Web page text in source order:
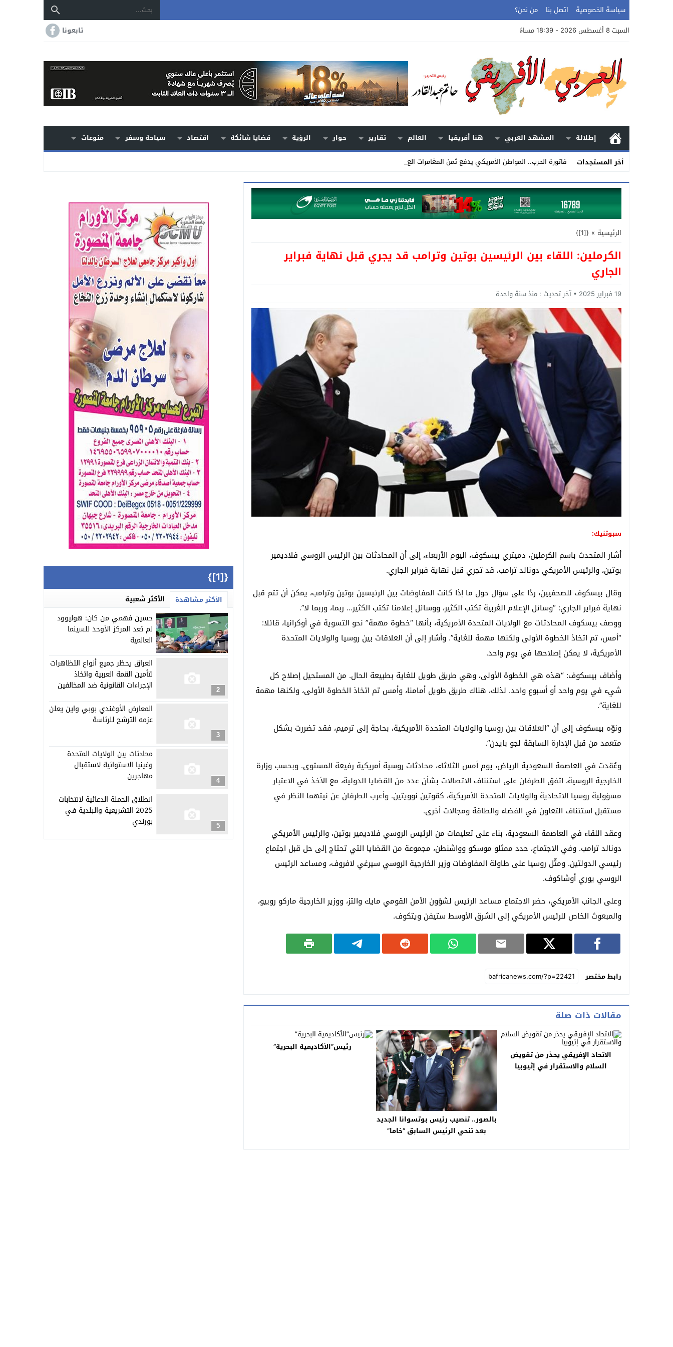
سياسة الخصوصية اتصل بنا
من نحن؟
السبت 8 أغسطس 2026 - 18:39 مساءً
تابعونا
إطلالة المشهد العربي هنا أفريقيا العالم تقارير حوار الرؤية قضايا شائكة اقتصاد سياحة وسفر
منوعات
أخر المستجدات
فاتورة الحرب.. المواطن الأمريكي يدفع ثمن المغامرات العسكرية من _
Stop
Previous
Next
الرئيسية »
{[1]}
الكرملين: اللقاء بين الرئيسين بوتين وترامب قد يجري قبل نهاية فبراير
الجاري
19 فبراير 2025 آخر تحديث : منذ سنة واحدة
سبوتنيك:
أشار المتحدث باسم الكرملين، دميتري بيسكوف، اليوم الأربعاء، إلى أن المحادثات بين الرئيس الروسي فلاديمير
بوتين، والرئيس الأمريكي دونالد ترامب، قد تجري قبل نهاية فبراير الجاري.
وقال بيسكوف للصحفيين، ردًا على سؤال حول ما إذا كانت المفاوضات بين الرئيسين بوتين وترامب، يمكن أن تتم قبل
نهاية فبراير الجاري: “وسائل الإعلام الغربية تكتب الكثير، ووسائل إعلامنا تكتب الكثير… ربما، وربما لا”.
ووصف بيسكوف المحادثات مع الولايات المتحدة الأمريكية، بأنها “خطوة مهمة” نحو التسوية في أوكرانيا، قائلا:
“أمس، تم اتخاذ الخطوة الأولى ولكنها مهمة للغاية”. وأشار إلى أن العلاقات بين روسيا والولايات المتحدة
الأمريكية، لا يمكن إصلاحها في يوم واحد.
وأضاف بيسكوف: “هذه هي الخطوة الأولى، وهي طريق طويل للغاية بطبيعة الحال. من المستحيل إصلاح كل
شيء في يوم واحد أو أسبوع واحد. لذلك، هناك طريق طويل أمامنا، وأمس تم اتخاذ الخطوة الأولى، ولكنها مهمة
للغاية”.
ونوّه بيسكوف إلى أن “العلاقات بين روسيا والولايات المتحدة الأمريكية، بحاجة إلى ترميم، فقد تضررت بشكل
متعمد من قبل الإدارة السابقة لجو بايدن”.
وعُقدت في العاصمة السعودية الرياض، يوم أمس الثلاثاء، محادثات روسية أمريكية رفيعة المستوى. وبحسب وزارة
الخارجية الروسية، اتفق الطرفان على استئناف الاتصالات بشأن عدد من القضايا الدولية، مع الأخذ في الاعتبار
مسؤولية روسيا الاتحادية والولايات المتحدة الأمريكية، كقوتين نوويتين. وأعرب الطرفان عن نيتهما النظر في
مستقبل استئناف التعاون في الفضاء والطاقة ومجالات أخرى.
وعقد اللقاء في العاصمة السعودية، بناء على تعليمات من الرئيس الروسي فلاديمير بوتين، والرئيس الأمريكي
دونالد ترامب. وفي الاجتماع، حدد ممثلو موسكو وواشنطن، مجموعة من القضايا التي تحتاج إلى حل قبل اجتماع
رئيسي الدولتين. ومثّل روسيا على طاولة المفاوضات وزير الخارجية الروسي سيرغي لافروف، ومساعد الرئيس
الروسي يوري أوشاكوف.
وعلى الجانب الأمريكي، حضر الاجتماع مساعد الرئيس لشؤون الأمن القومي مايك والتز، ووزير الخارجية ماركو روبيو،
والمبعوث الخاص للرئيس الأمريكي إلى الشرق الأوسط ستيفن ويتكوف.
رابط مختصر
مقالات ذات صلة
الاتحاد الإفريقي يحذر من تقويض
السلام والاستقرار في إثيوبيا
بالصور.. تنصيب رئيس بوتسوانا الجديد
بعد تنحي الرئيس السابق “خاما”
رئيس”الأكاديمية البحرية”
{[1]}
الأكثر مشاهدة الأكثر شعبية
1
حسين فهمي من كان: هوليوود
لم تعد المركز الأوحد للسينما
العالمية
2
العراق يحظر جميع أنواع التظاهرات
لتأمين القمة العربية واتخاذ
الإجراءات القانونية ضد المخالفين
3
المعارض الأوغندي بوبي واين يعلن
عزمه الترشح للرئاسة
4
محادثات بين الولايات المتحدة
وغينيا الاستوائية لاستقبال
مهاجرين
5
انطلاق الحملة الدعائية لانتخابات
2025 التشريعية والبلدية في
بورندي